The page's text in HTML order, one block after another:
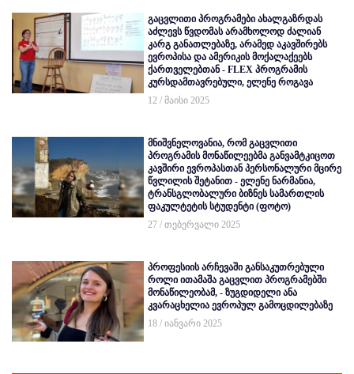
გაცვლითი პროგრამები ახალგაზრდას
აძლევს წვდომას არამხოლოდ ძალიან
კარგ განათლებაზე, არამედ აკავშირებს
ევროპისა და ამერიკის მოქალაქეებს
ქართველებთან - FLEX პროგრამის
კურსდამთავრებული, ელენე როგავა
12 / მაისი 2025
მნიშვნელოვანია, რომ გაცვლითი
პროგრამის მონაწილეებმა განვამტკიცოთ
კავშირი ევროპასთან პერსონალური მცირე
წვლილის შეტანით - ელენე ნარმანია,
ტრანსგლობალური ბიზნეს სამართლის
ფაკულტეტის სტუდენტი (ფოტო)
27 / თებერვალი 2025
პროფესიის არჩევაში განსაკუთრებული
როლი ითამაშა გაცვლით პროგრამებში
მონაწილეობამ, - ზუგდიდელი ანა
კვარაცხელია ევროპულ გამოცდილებაზე
18 / იანვარი 2025